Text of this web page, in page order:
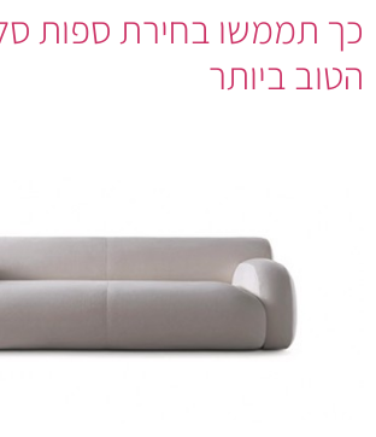
כך תממשו בחירת ספות
הטוב ביותר